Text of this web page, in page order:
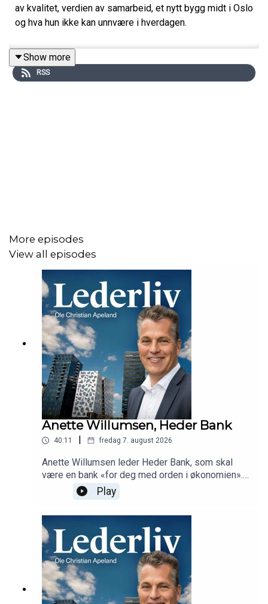
av kvalitet, verdien av samarbeid, et nytt bygg midt i Oslo
og hva hun ikke kan unnvære i hverdagen.
Show more
RSS
More episodes
View all episodes
Anette Willumsen, Heder Bank
40:11 | fredag 7. august 2026
Anette Willumsen leder Heder Bank, som skal
være en bank «for deg med orden i økonomien».
Hun forteller om en karriere i inkasso og veien til
bank, ambisjonene og planene, og om overgangen
fra å lede mange til å lede få.
Play